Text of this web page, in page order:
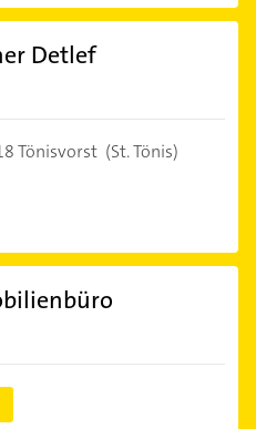
Detlef
Tönisvorst (St. Tönis)